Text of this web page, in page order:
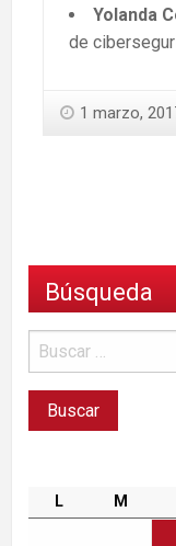
Yolanda
de
1 marzo,
Búsqueda
L M